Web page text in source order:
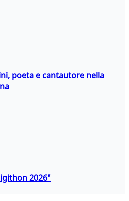
poeta e cantautore nella
2026"